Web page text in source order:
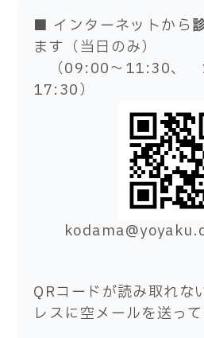
■ インターネットから
ます（当日のみ）
（09:00～11:30、
17:30）
QRコードが読み取れな
レスに空メールを送って